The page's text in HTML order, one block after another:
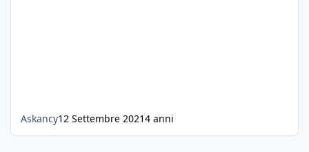
Askancy12 Settembre 20214 anni